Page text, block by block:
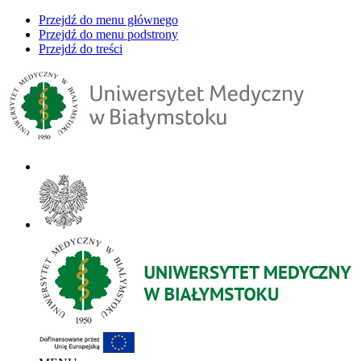
Przejdź do menu głównego
Przejdź do menu podstrony
Przejdź do treści